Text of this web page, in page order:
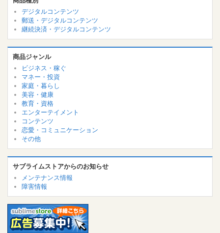
デジタルコンテンツ
郵送・デジタルコンテンツ
継続決済・デジタルコンテンツ
商品ジャンル
ビジネス・稼ぐ
マネー・投資
家庭・暮らし
美容・健康
教育・資格
エンターテイメント
コンテンツ
恋愛・コミュニケーション
その他
サブライムストアからのお知らせ
メンテナンス情報
障害情報